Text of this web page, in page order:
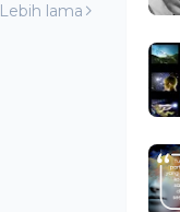
Lebih lama